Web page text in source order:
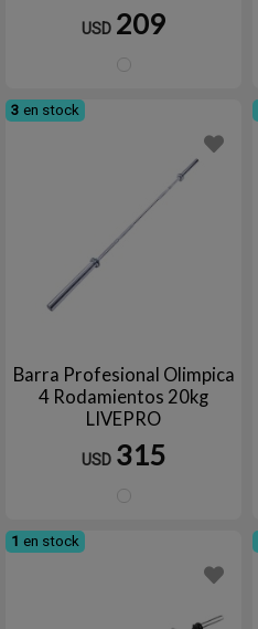
USD 209
3 en stock
Barra Profesional Olimpica
4 Rodamientos 20kg
LIVEPRO
USD 315
1 en stock